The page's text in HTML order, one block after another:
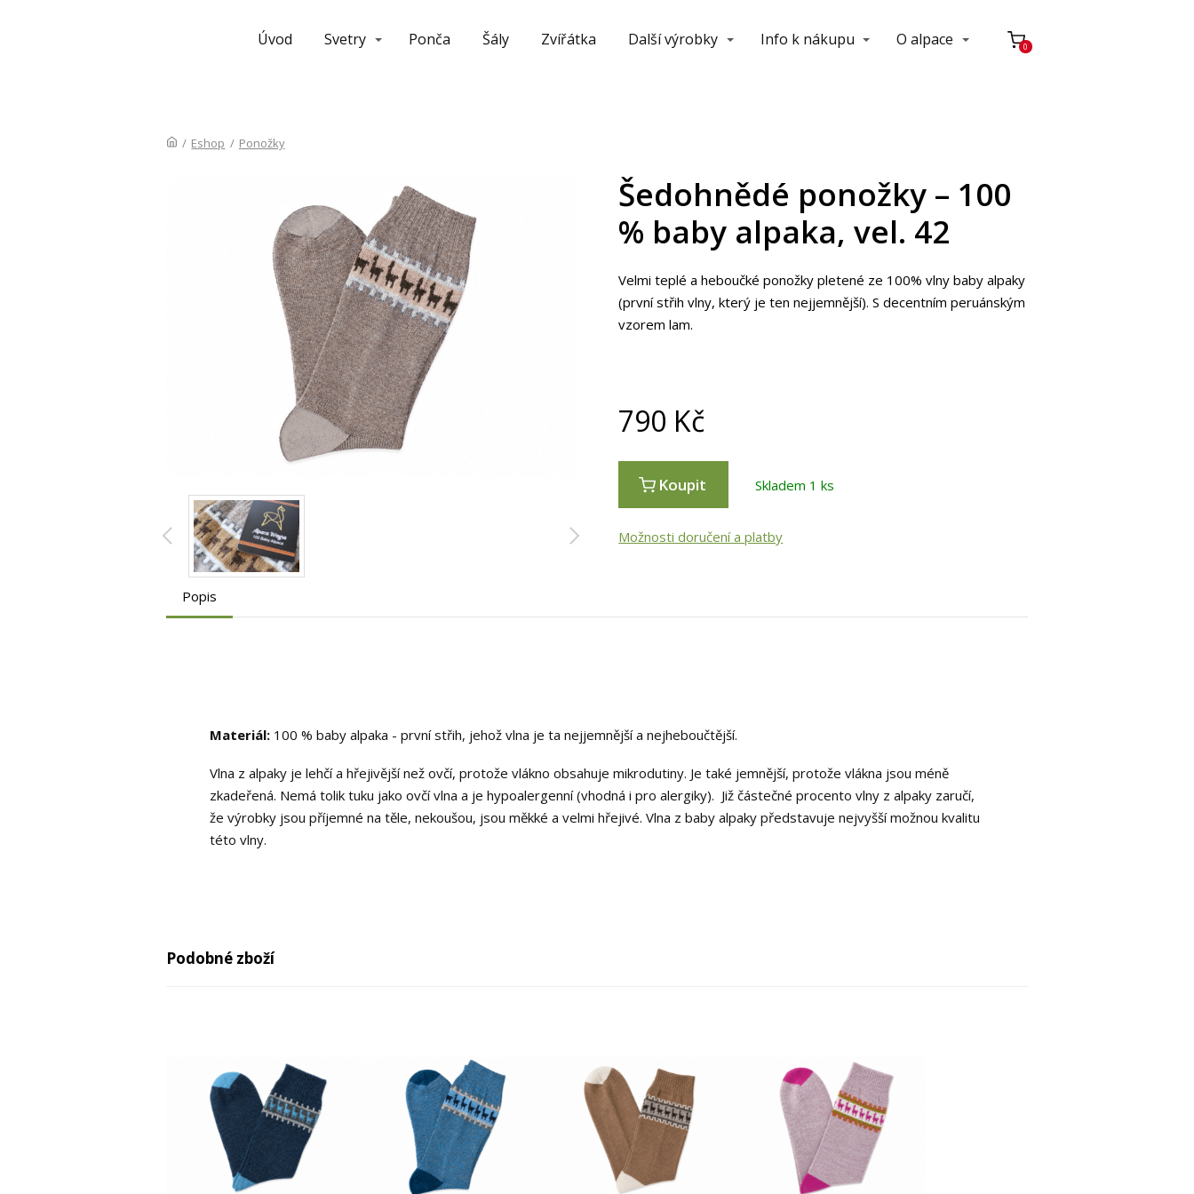
Úvod Svetry Ponča Šály Zvířátka Další výrobky Info k nákupu O alpace 0
/ Eshop / Ponožky
Šedohnědé ponožky – 100
% baby alpaka, vel. 42
Velmi teplé a heboučké ponožky pletené ze 100% vlny baby alpaky
(první střih vlny, který je ten nejjemnější). S decentním peruánským
vzorem lam.
790 Kč
Koupit Skladem 1 ks
Možnosti doručení a platby
Popis
Materiál:100 % baby alpaka - první střih, jehož vlna je ta nejjemnější a nejheboučtější.
Vlna z alpaky je lehčí a hřejivější než ovčí, protože vlákno obsahuje mikrodutiny. Je také jemnější, protože vlákna jsou méně
zkadeřená. Nemá tolik tuku jako ovčí vlna a je hypoalergenní (vhodná i pro alergiky). Již částečné procento vlny z alpaky zaručí,
že výrobky jsou příjemné na těle, nekoušou, jsou měkké a velmi hřejivé. Vlna z baby alpaky představuje nejvyšší možnou kvalitu
této vlny.
Podobné zboží